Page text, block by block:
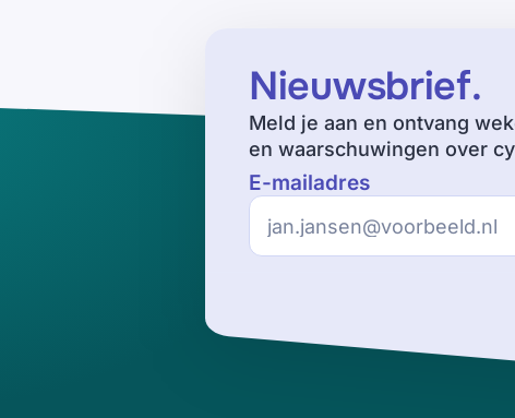
Nieuwsbrief.
Meld je aan en ontvang
en waarschuwingen over
E-mailadres